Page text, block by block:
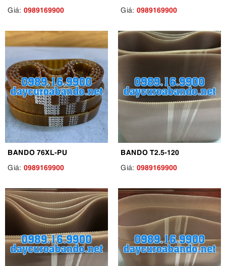
Giá: 0989169900 Giá: 0989169900
BANDO 76XL-PU
Giá: 0989169900
BANDO T2.5-120
Giá: 0989169900